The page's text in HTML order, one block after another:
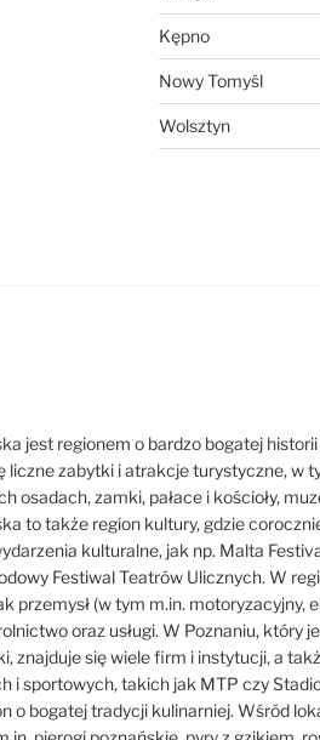
Kępno
Nowy Tomyśl
Wolsztyn
jest regionem o bardzo bogatej
liczne zabytki i atrakcje turystyczne, w
osadach, zamki, pałace i kościoły,
to także region kultury, gdzie
kulturalne, jak np. Malta
Festiwal Teatrów Ulicznych. W
przemysł (w tym m.in. motoryzacyjny,
oraz usługi. W Poznaniu, który
znajduje się wiele firm i instytucji, a
i sportowych, takich jak MTP czy
o bogatej tradycji kulinarniej. Wśród